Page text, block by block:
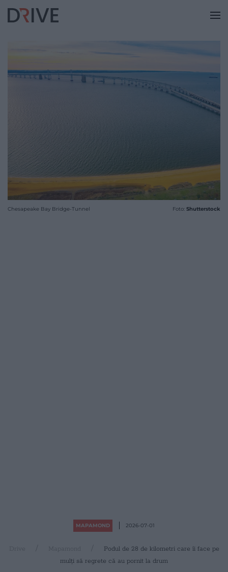
Chesapeake Bay Bridge-Tunnel Foto: Shutterstock
MAPAMOND 2026-07-01
Drive Mapamond
Podul de 28 de kilometri care îi face pe
mulți să regrete că au pornit la drum